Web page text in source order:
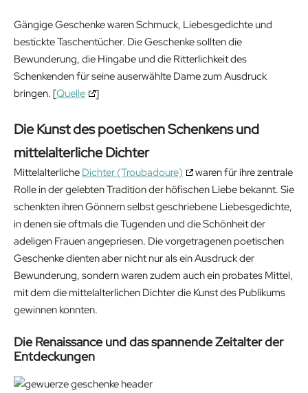
Gängige Geschenke waren Schmuck, Liebesgedichte und
bestickte Taschentücher. Die Geschenke sollten die
Bewunderung, die Hingabe und die Ritterlichkeit des
Schenkenden für seine auserwählte Dame zum Ausdruck
bringen. [Quelle ]
Die Kunst des poetischen Schenkens und
mittelalterliche Dichter
Mittelalterliche Dichter (Troubadoure)
waren für ihre zentrale
Rolle in der gelebten Tradition der höfischen Liebe bekannt. Sie
schenkten ihren Gönnern selbst geschriebene Liebesgedichte,
in denen sie oftmals die Tugenden und die Schönheit der
adeligen Frauen angepriesen. Die vorgetragenen poetischen
Geschenke dienten aber nicht nur als ein Ausdruck der
Bewunderung, sondern waren zudem auch ein probates Mittel,
mit dem die mittelalterlichen Dichter die Kunst des Publikums
gewinnen konnten.
Die Renaissance und das spannende Zeitalter der
Entdeckungen